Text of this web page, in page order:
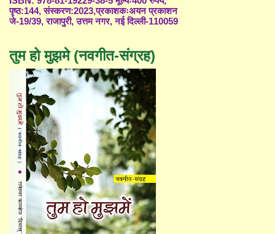
पृष्ठ:144, संस्करण:2023,प्रकाशकःअयन प्रकाशन
जे-19/39, राजापुरी, उत्तम नगर, नई दिल्ली-110059
तुम हो मुझमे (नवगीत-संग्रह)